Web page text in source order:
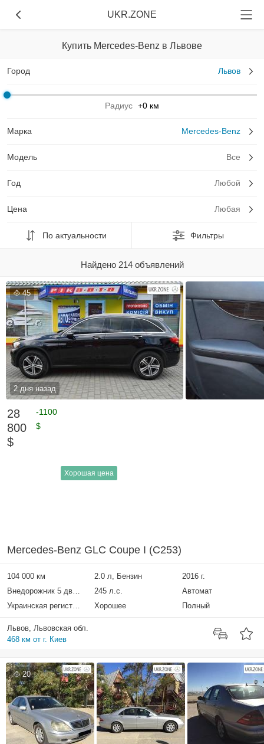
UKR.ZONE
Купить Mercedes-Benz в Львове
Город Львов
Радиус +0 км
Марка Mercedes-Benz
Модель Все
Год Любой
Цена Любая
По актуальности Фильтры
Найдено 214 объявлений
45
2 дня назад
28
800
$
-1100
$
Хорошая цена
Mercedes-Benz GLC Coupe I (C253)
104 000 км 2.0 л, Бензин
2016 г.
Внедорожник 5 дверей
245 л.с.
Автомат
Украинская регистрация
Хорошее Полный
Львов, Львовская обл.
468 км от г. Киев
20